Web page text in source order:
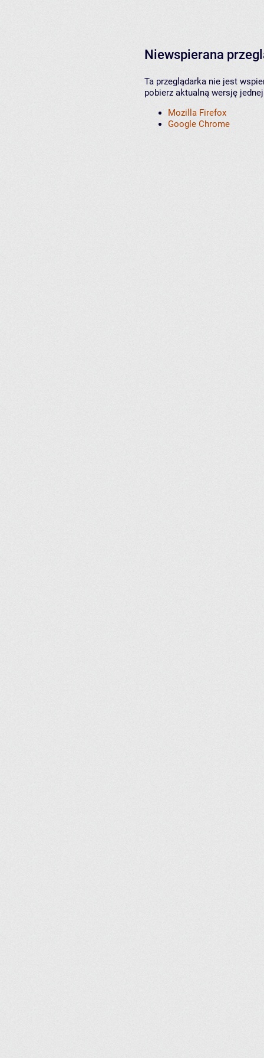
Niewspierana
Ta przeglądarka nie jest
pobierz aktualną wersję
Mozilla Firefox
Google Chrome